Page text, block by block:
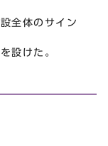
全体のサイン
設けた。